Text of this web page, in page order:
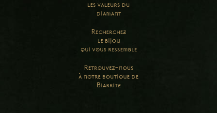
les valeurs du
diamant
Recherchez
le bijou
qui vous ressemble
Retrouvez-nous
à notre boutique de
Biarritz